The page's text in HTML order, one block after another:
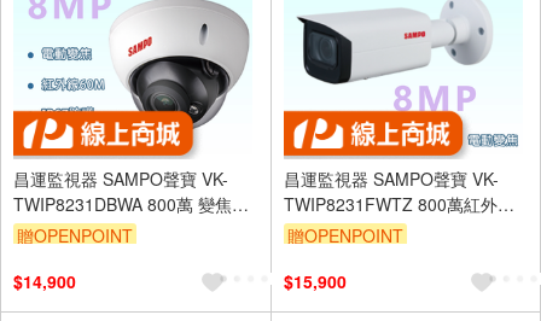
昌運監視器 SAMPO聲寶 VK-
TWIP8231DBWA 800萬 變焦半
球網路攝影機 電動變焦 紅外線
贈OPENPOINT
$14,900
昌運監視器 SAMPO聲寶 VK-
TWIP8231FWTZ 800萬紅外變
焦槍型IP攝影機 電動變焦 紅外
贈OPENPOINT
$15,900